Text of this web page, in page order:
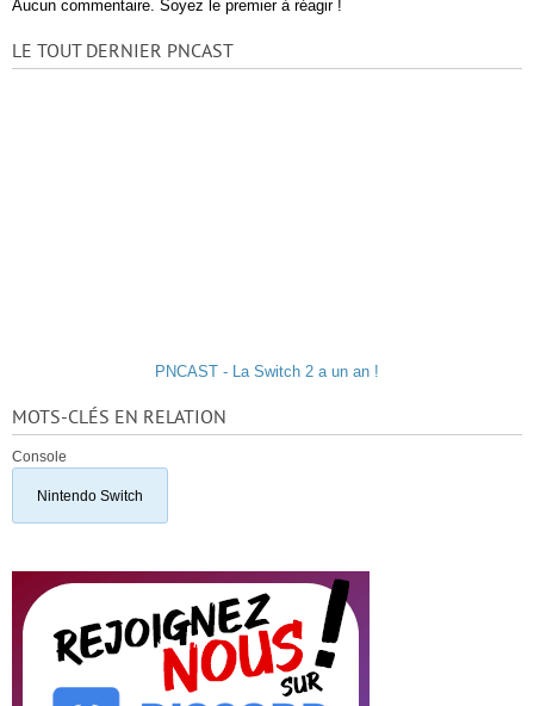
Aucun commentaire. Soyez le premier à réagir !
LE TOUT DERNIER PNCAST
PNCAST - La Switch 2 a un an !
MOTS-CLÉS EN RELATION
Console
Nintendo Switch